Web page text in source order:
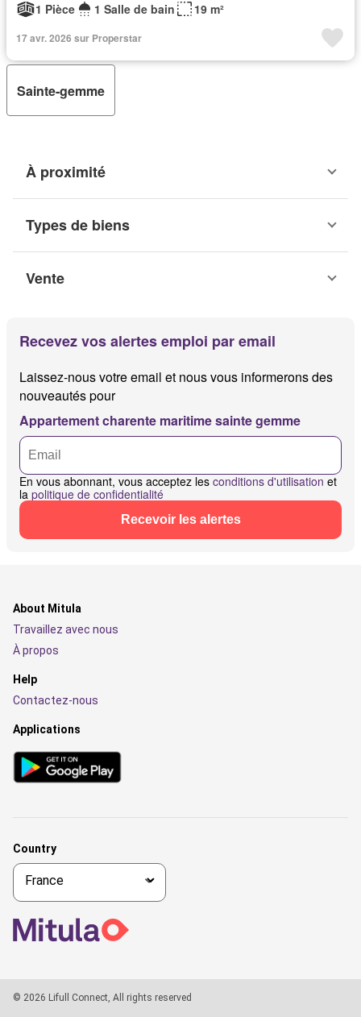
1 Pièce
1 Salle de bain 19 m²
17 avr. 2026 sur Properstar
Sainte-gemme
À proximité
Types de biens
Vente
Recevez vos alertes emploi par email
Laissez-nous votre email et nous vous informerons des
nouveautés pour
Appartement charente maritime sainte gemme
En vous abonnant, vous acceptez les conditions d'utilisation et
la politique de confidentialité
Recevoir les alertes
About Mitula
Travaillez avec nous
À propos
Help
Contactez-nous
Applications
Country
© 2026 Lifull Connect, All rights reserved